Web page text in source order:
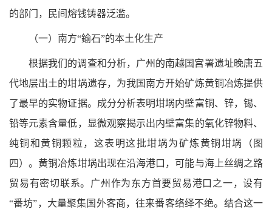
的部门，民间熔钱铸器泛滥。
（一）南方“鍮石”的本土化生产
根据我们的调查和分析，广州的南越国宫署遗址晚唐五
代地层出土的坩埚遗存，为我国南方开始矿炼黄铜冶炼提供
了最早的实物证据。成分分析表明坩埚内壁富铜、锌，锡、
铅等元素含量低，显微观察揭示出内壁富集的氧化锌物料、
纯铜和黄铜颗粒，这表明这批坩埚为矿炼黄铜坩埚（图
四）。黄铜冶炼坩埚出现在沿海港口，可能与海上丝绸之路
贸易有密切联系。广州作为东方首要贸易港口之一，设有
“番坊”，大量聚集国外客商，往来番客络绎不绝。结合这一